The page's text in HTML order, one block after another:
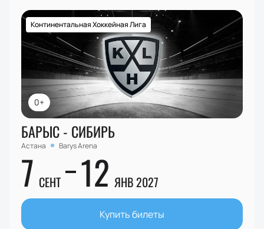
0+
Континентальная Хоккейная Лига
БАРЫС - СИБИРЬ
Астана Barys Arena
7 СЕНТ 12 ЯНВ 2027
Купить билеты